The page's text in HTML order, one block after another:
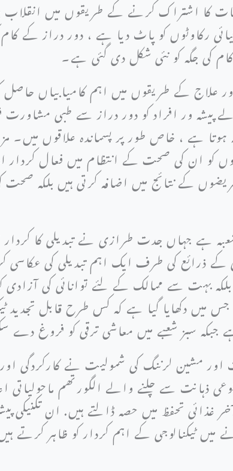
کا اشتراک کرنے کے طریقوں میں
رکاوٹوں کو پاٹ دیا ہے ، دور دراز کے
کی جگہ کو نئی شکل دی گئی ہے۔
علاج کے طریقوں میں اہم کامیابیاں حاصل
ور افراد کو دور دراز سے طبی
ہے ، خاص طور پر پسماندہ علاقوں میں۔
کو ان کی صحت کے انتظام میں فعال کردار
کے نتائج میں اضافہ کرتی ہیں بلکہ صحت
شعبہ ہے جہاں جدت طرازی نے تبدیلی کا
کے ذرائع کی طرف ایک اہم تبدیلی کی
بہت سے ممالک کے لئے توانائی کی
دکھایا گیا ہے کہ کس طرح قابل تجدید
جبکہ سبز شعبے میں معاشی ترقی کو فروغ
مشین لرننگ کی شمولیت نے کارکردگی
سے چلنے والے الگورتھم ماحولیاتی
غذائی تحفظ میں حصہ ڈالتے ہیں. ان
میں ٹیکنالوجی کے اہم کردار کو ظاہر کرتے